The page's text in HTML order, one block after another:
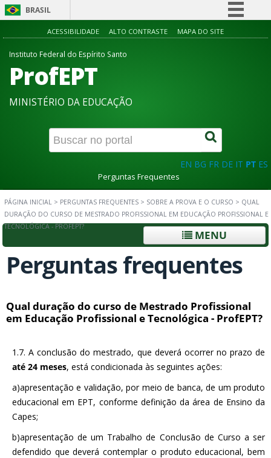
BRASIL
Simplifique!
Canais
ACESSIBILIDADE ALTO CONTRASTE MAPA DO SITE
Instituto Federal do Espírito Santo
ProfEPT
MINISTÉRIO DA EDUCAÇÃO
EN BG FR DE IT PT ES
Perguntas Frequentes
PÁGINA INICIAL > PERGUNTAS FREQUENTES > SOBRE A PROVA E O CURSO > QUAL
DURAÇÃO DO CURSO DE MESTRADO PROFISSIONAL EM EDUCAÇÃO PROFISSIONAL E
TECNOLÓGICA - PROFEPT?
MENU
Perguntas frequentes
Qual duração do curso de Mestrado Profissional
em Educação Profissional e Tecnológica - ProfEPT?
1.7. A conclusão do mestrado, que deverá ocorrer no prazo de
até 24 meses, está condicionada às seguintes ações:
a)apresentação e validação, por meio de banca, de um produto
educacional em EPT, conforme definição da área de Ensino da
Capes;
b)apresentação de um Trabalho de Conclusão de Curso a ser
defendido que deverá contemplar o produto educacional, bem